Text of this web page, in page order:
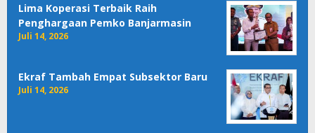
Lima Koperasi Terbaik Raih
Penghargaan Pemko Banjarmasin
Juli 14, 2026
Ekraf Tambah Empat Subsektor Baru
Juli 14, 2026